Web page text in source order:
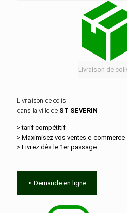
Livraison de
Livraison de colis
dans la ville de ST SEVERIN
> tarif compétitif
> Maximisez vos ventes e‑commerce
> Livrez dès le 1er passage
Demande en ligne